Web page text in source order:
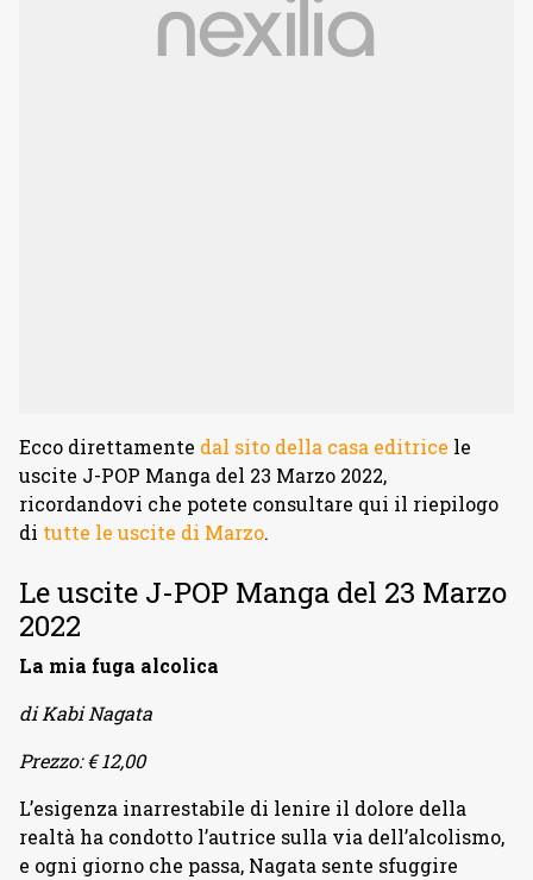
Ecco direttamente dal sito della casa editrice le
uscite J-POP Manga del 23 Marzo 2022,
ricordandovi che potete consultare qui il riepilogo
di tutte le uscite di Marzo.
Le uscite J-POP Manga del 23 Marzo
2022
La mia fuga alcolica
di Kabi Nagata
Prezzo: € 12,00
L’esigenza inarrestabile di lenire il dolore della
realtà ha condotto l’autrice sulla via dell’alcolismo,
e ogni giorno che passa, Nagata sente sfuggire